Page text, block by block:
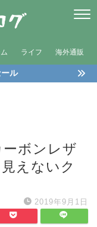
ライフ 海外通販
ル
ーボンレザ
えないク
2019年9月1日